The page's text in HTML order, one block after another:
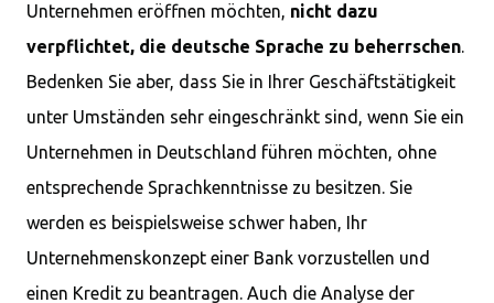
Unternehmen eröffnen möchten, nicht dazu
verpflichtet, die deutsche Sprache zu beherrschen.
Bedenken Sie aber, dass Sie in Ihrer Geschäftstätigkeit
unter Umständen sehr eingeschränkt sind, wenn Sie ein
Unternehmen in Deutschland führen möchten, ohne
entsprechende Sprachkenntnisse zu besitzen. Sie
werden es beispielsweise schwer haben, Ihr
Unternehmenskonzept einer Bank vorzustellen und
einen Kredit zu beantragen. Auch die Analyse der